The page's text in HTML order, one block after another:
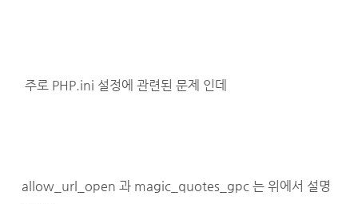
주로 PHP.ini 설정에 관련된 문제 인데
allow_url_open 과 magic_quotes_gpc 는 위에서 설명